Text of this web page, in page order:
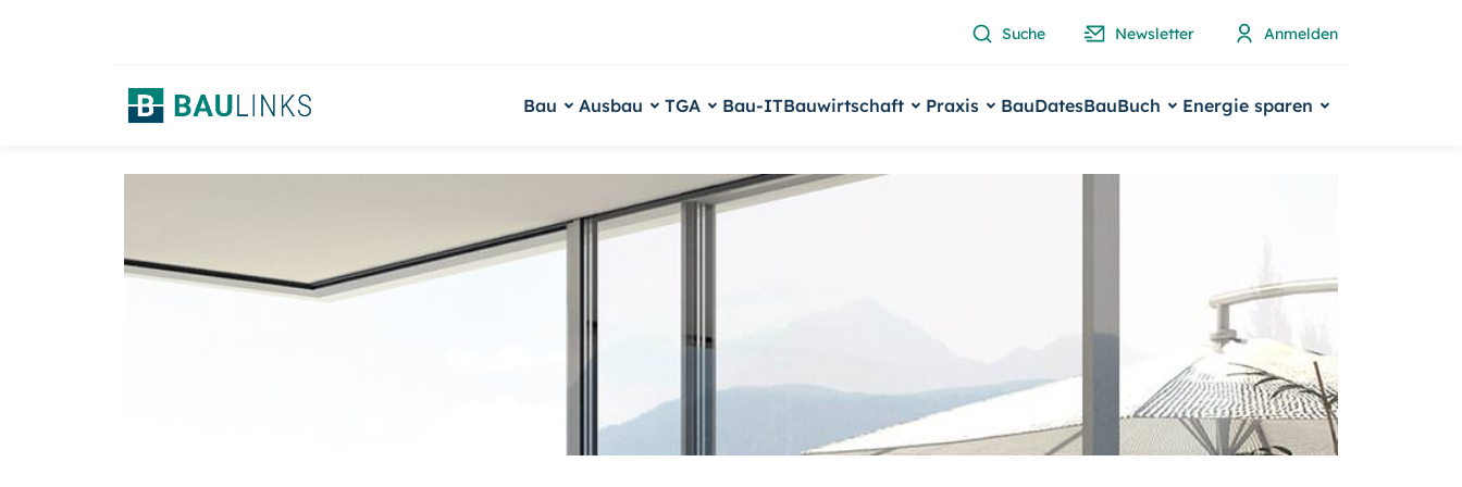
Suche Newsletter Anmelden
Bau Ausbau TGA Bau-ITBauwirtschaft Praxis BauDatesBauBuch Energie sparen